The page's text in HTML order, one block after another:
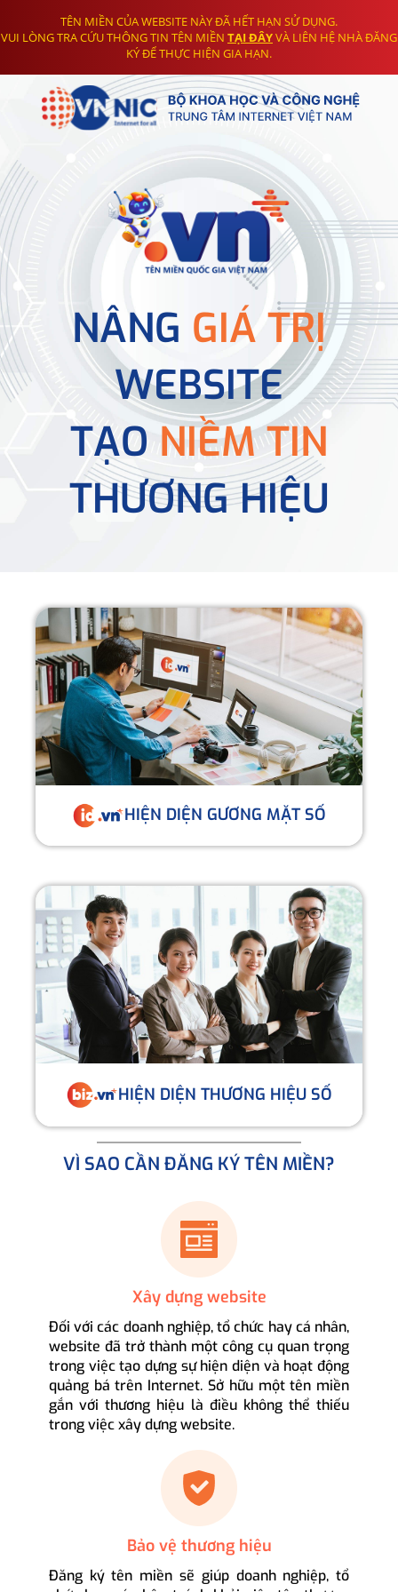
TÊN MIỀN CỦA WEBSITE NÀY ĐÃ HẾT HẠN SỬ DỤNG.
VUI LÒNG TRA CỨU THÔNG TIN TÊN MIỀN TẠI ĐÂYVÀ LIÊN HỆ NHÀ ĐĂNG
KÝ ĐỂ THỰC HIỆN GIA HẠN.
NÂNG GIÁ TRỊ
WEBSITE
TẠONIỀM TIN
THƯƠNG HIỆU
HIỆN DIỆN GƯƠNG MẶT SỐ
HIỆN DIỆN THƯƠNG HIỆU SỐ
VÌ SAO CẦN ĐĂNG KÝ TÊN MIỀN?
Xây dựng website
Đối với các doanh nghiệp, tổ chức hay cá nhân,
website đã trở thành một công cụ quan trọng
trong việc tạo dựng sự hiện diện và hoạt động
quảng bá trên Internet. Sở hữu một tên miền
gắn với thương hiệu là điều không thể thiếu
trong việc xây dựng website.
Bảo vệ thương hiệu
Đăng ký tên miền sẽ giúp doanh nghiệp, tổ